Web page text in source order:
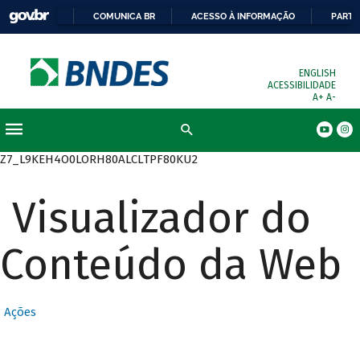
COMUNICA BR ACESSO À INFORMAÇÃO
ENGLISH
ACESSIBILIDADE
A+ A-
Z7_L9KEH4O0LORH80ALCLTPF80KU2
Visualizador do
Conteúdo da Web
Ações